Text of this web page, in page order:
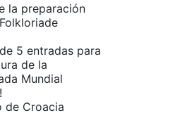
la preparación
5 entradas para
de la
Mundial
de Croacia